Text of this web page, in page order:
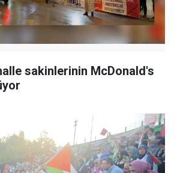
sakinlerinin McDonald's